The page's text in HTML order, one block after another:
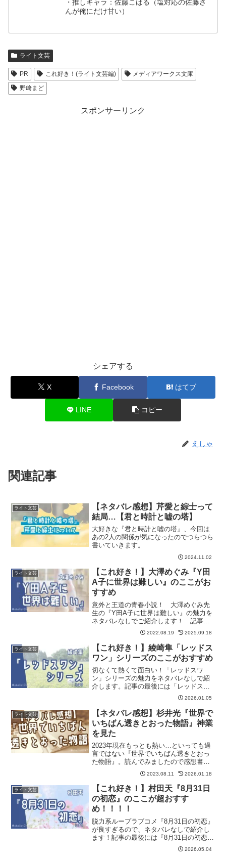
・推しキャラ：佐藤こはる（塩対応の佐藤さ
んが俺にだけ甘い）
ライト文芸
PR これ好き！(ライト文芸編)
メディアワークス文庫
野﨑まど
スポンサーリンク
シェアする
X Facebook はてブ
LINE コピー
えしゃ
関連記事
ライト文芸
【ネタバレ感想】芹愛と綜士って
結局…【君と時計と嘘の塔】
大好きな『君と時計と嘘の塔』、今回は
あの2人の関係が気になったのでつらつら
書いていきます。
2024.11.02
ライト文芸
【これ好き！】大澤めぐみ『Y田
A子に世界は難しい』のここがお
すすめ
意外と王道の青春小説！ 大澤めぐみ先
生の『Y田A子に世界は難しい』の魅力を
ネタバレなしでご紹介します！ 記事の
最後には「Y田A子」が気に入った方にお
すすめの作品も紹介しています。
2022.08.19 2025.09.18
ライト文芸
【これ好き！】綾崎隼「レッドス
ワン」シリーズのここがおすすめ
切なくて熱くて面白い！「レッドスワ
ン」シリーズの魅力をネタバレなしで紹
介します。記事の最後には「レッドスワ
ン」シリーズが気に入った方におすすめ
2026.01.05
ライト文芸
【ネタバレ感想】杉井光『世界で
いちばん透きとおった物語』神業
を見た
2023年現在もっとも熱い…といっても過
言ではない『世界でいちばん透きとおっ
た物語』。読んでみましたので感想書き
2023.08.11 2026.01.18
ライト文芸
【これ好き！】村田天『8月31日
の初恋』のここが超おすす
め！！！！
脱力系ループラブコメ『8月31日の初恋』
が良すぎるので、ネタバレなしで紹介し
ます！記事の最後には『8月31日の初恋』
が気に入った方におすすめの作品も紹介
2026.05.04